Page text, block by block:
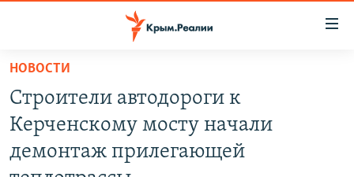
Вернуться
основному
содержанию
Вернутся
СПЕЦПРОЕКТЫ
ВОДА
НОВОСТИ
Строители автодороги к
Керченскому мосту начали
демонтаж прилегающей